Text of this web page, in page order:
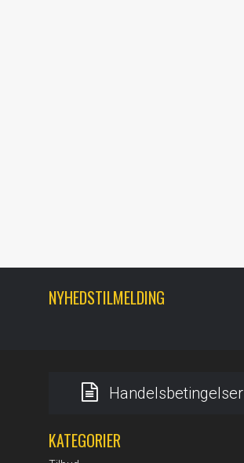
NYHEDSTILMELDING
Handelsbetingelser
KATEGORIER